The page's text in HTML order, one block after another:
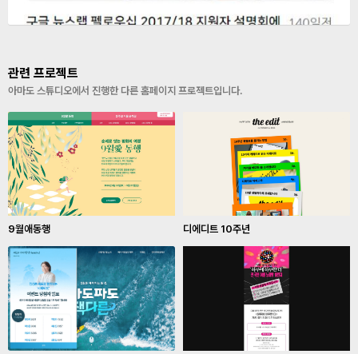
9월애동행 디에디트 10주년
관련 프로젝트
아마도 스튜디오에서 진행한 다른 홈페이지 프로젝트입니다.